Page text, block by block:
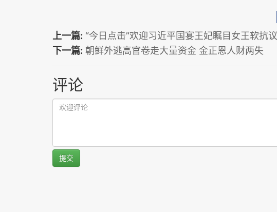
上一篇: “今日点击”欢迎习近平国宴王妃瞩目女王软抗议
下一篇: 朝鲜外逃高官卷走大量资金 金正恩人财两失
评论
提交